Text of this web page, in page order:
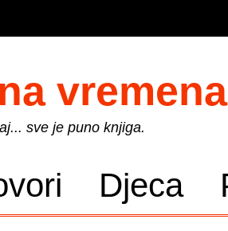
vremena
sve je puno knjiga.
Djeca